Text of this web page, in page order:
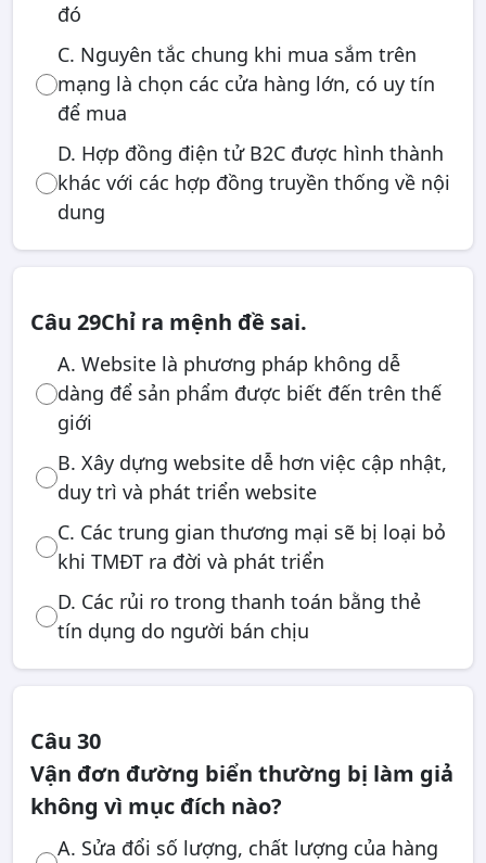
đó
C. Nguyên tắc chung khi mua sắm trên
mạng là chọn các cửa hàng lớn, có uy tín
để mua
D. Hợp đồng điện tử B2C được hình thành
khác với các hợp đồng truyền thống về nội
dung
Câu 29Chỉ ra mệnh đề sai.
A. Website là phương pháp không dễ
dàng để sản phẩm được biết đến trên thế
giới
B. Xây dựng website dễ hơn việc cập nhật,
duy trì và phát triển website
C. Các trung gian thương mại sẽ bị loại bỏ
khi TMĐT ra đời và phát triển
D. Các rủi ro trong thanh toán bằng thẻ
tín dụng do người bán chịu
Câu 30
Vận đơn đường biển thường bị làm giả
không vì mục đích nào?
A. Sửa đổi số lượng, chất lượng của hàng